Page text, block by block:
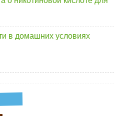
в домашних условиях